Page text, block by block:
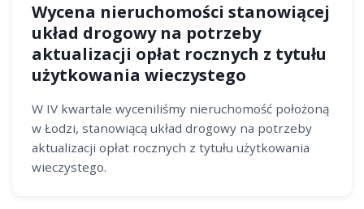
Wycena nieruchomości stanowiącej
układ drogowy na potrzeby
aktualizacji opłat rocznych z tytułu
użytkowania wieczystego
W IV kwartale wyceniliśmy nieruchomość położoną
w Łodzi, stanowiącą układ drogowy na potrzeby
aktualizacji opłat rocznych z tytułu użytkowania
wieczystego.